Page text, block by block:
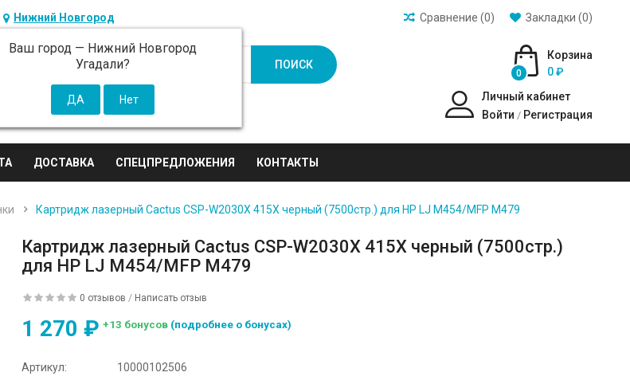
Нижний Новгород
Ваш город — Нижний Новгород
Угадали?
Закладки (0)
Сравнение (0)
ПОИСК
Корзина
0
0 ₽
Личный кабинет
Войти / Регистрация
ДОСТАВКА СПЕЦПРЕДЛОЖЕНИЯ КОНТАКТЫ
Картридж лазерный Cactus CSP-W2030X 415X черный (7500стр.) для HP LJ M454/MFP M479
Картридж лазерный Cactus CSP-W2030X 415X черный (7500стр.)
для HP LJ M454/MFP M479
0 отзывов / Написать отзыв
1 270 ₽ +13 бонусов (подробнее о бонусах)
Артикул:
10000102506